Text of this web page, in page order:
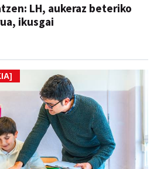
LH, aukeraz beteriko
ikusgai